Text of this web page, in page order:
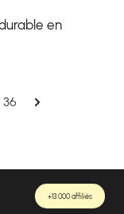
en
36
+13 000 affiliés